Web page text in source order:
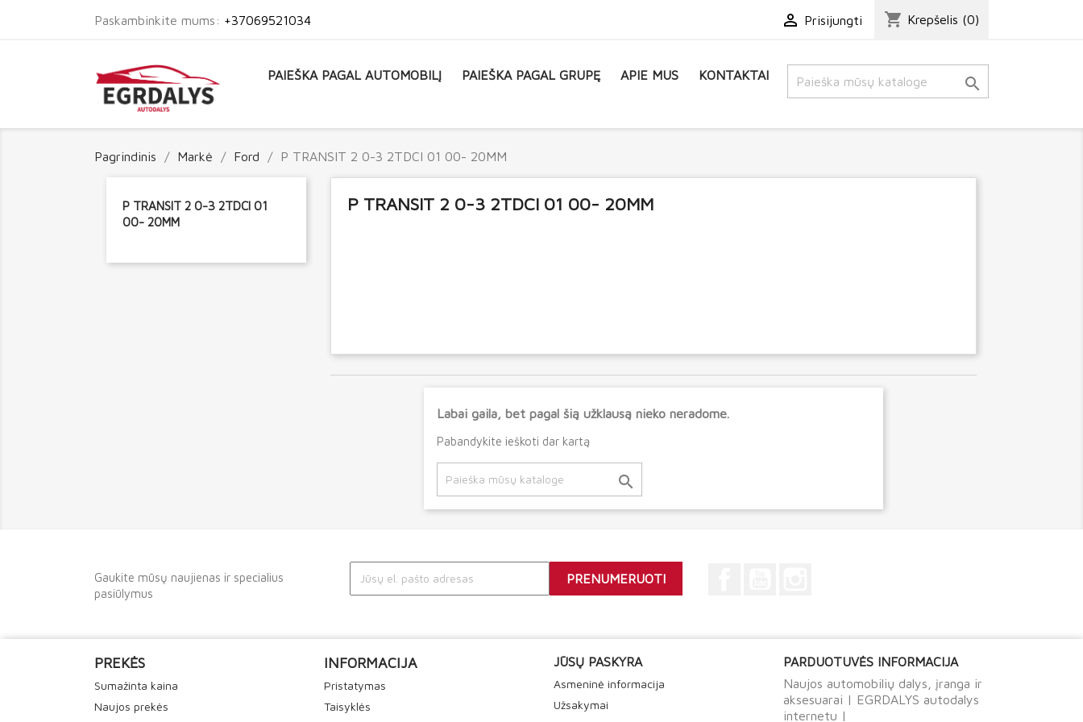
Paskambinkite mums: +37069521034  Prisijungti shopping_cart Krepšelis (0)
PAIEŠKA PAGAL AUTOMOBILĮ PAIEŠKA PAGAL GRUPĘ APIE MUS KONTAKTAI 
Pagrindinis Markė Ford P TRANSIT 2 0-3 2TDCI 01 00- 20MM
P TRANSIT 2 0-3 2TDCI 01
00- 20MM
P TRANSIT 2 0-3 2TDCI 01 00- 20MM
Labai gaila, bet pagal šią užklausą nieko neradome.
Pabandykite ieškoti dar kartą

Gaukite mūsų naujienas ir specialius
pasiūlymus
PREKĖS
Sumažinta kaina
Naujos prekės
INFORMACIJA
Pristatymas
Taisyklės
JŪSŲ PASKYRA
Asmeninė informacija
Užsakymai
PARDUOTUVĖS INFORMACIJA
Naujos automobilių dalys, įranga ir
aksesuarai | EGRDALYS autodalys
internetu |